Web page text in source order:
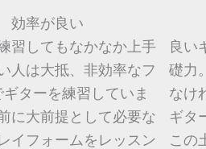
効率が良い
習してもなかなか上手
人は大抵、非効率なフ
ギターを練習していま
に大前提として必要な
イフォームをレッスン
良い
礎力
なけ
ギタ
この